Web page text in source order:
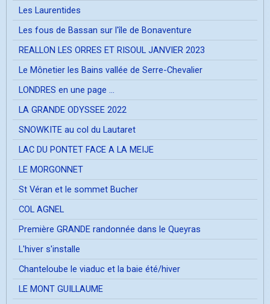
Les Laurentides
Les fous de Bassan sur l'île de Bonaventure
REALLON LES ORRES ET RISOUL JANVIER 2023
Le Mônetier les Bains vallée de Serre-Chevalier
LONDRES en une page ...
LA GRANDE ODYSSEE 2022
SNOWKITE au col du Lautaret
LAC DU PONTET FACE A LA MEIJE
LE MORGONNET
St Véran et le sommet Bucher
COL AGNEL
Première GRANDE randonnée dans le Queyras
L'hiver s'installe
Chanteloube le viaduc et la baie été/hiver
LE MONT GUILLAUME